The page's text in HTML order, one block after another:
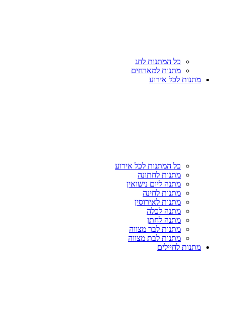
כל המתנות לחג
מתנות למארחים
מתנות לכל אירוע
כל המתנות לכל אירוע
מתנות לחתונה
מתנה ליום נישואין
מתנות לחינה
מתנות לאירוסין
מתנה לכלה
מתנה לחתן
מתנות לבר מצווה
מתנות לבת מצווה
מתנות לחיילים